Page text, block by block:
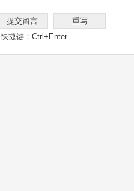
快捷键：Ctrl+Enter